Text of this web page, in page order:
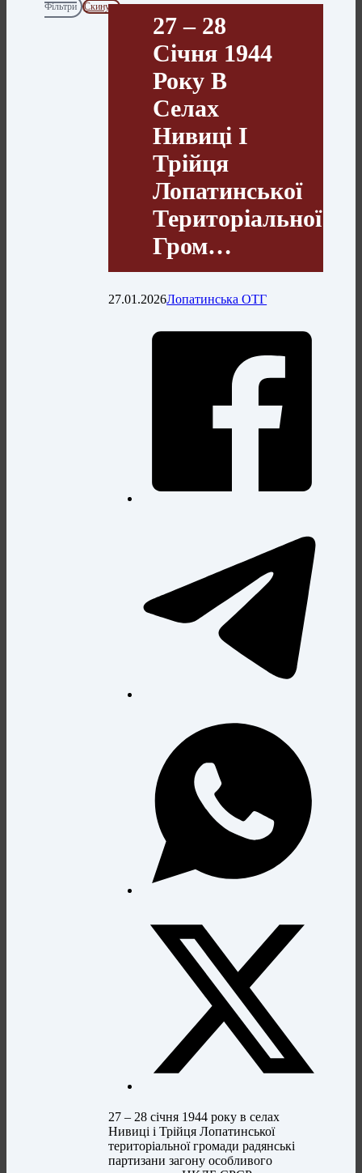
Фільтри
Скинути
27 – 28
Січня 1944
Року В
Селах
Нивиці І
Трійця
Лопатинської
Територіальної
Гром…
27.01.2026Лопатинська ОТГ
27 – 28 січня 1944 року в селах
Нивиці і Трійця Лопатинської
територіальної громади радянські
партизани загону особливого